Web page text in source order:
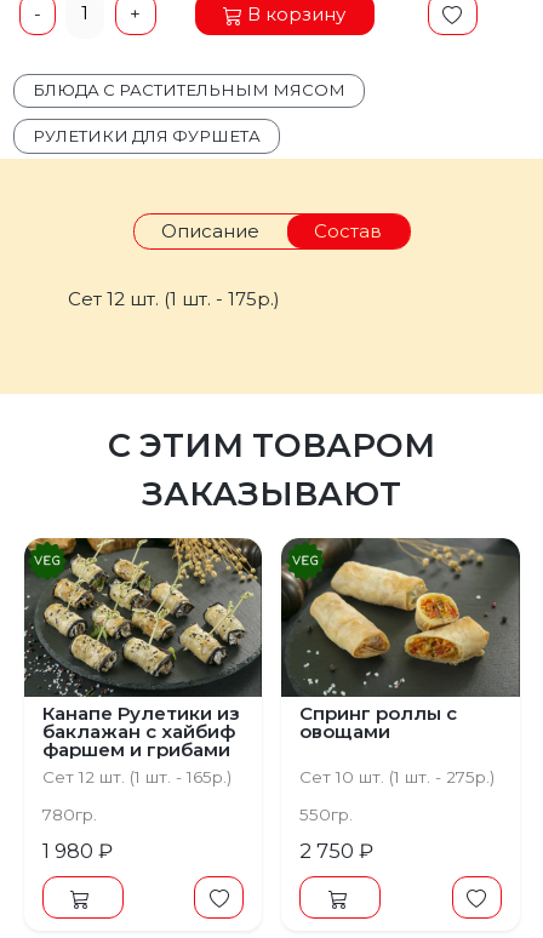
- 1 + В корзину
БЛЮДА С РАСТИТЕЛЬНЫМ МЯСОМ
РУЛЕТИКИ ДЛЯ ФУРШЕТА
Описание Состав
Сет 12 шт. (1 шт. - 175р.)
С ЭТИМ ТОВАРОМ
ЗАКАЗЫВАЮТ
Канапе Рулетики из
баклажан с хайбиф
фаршем и грибами
под сливочно-
чесночным соусом
Сет 12 шт. (1 шт. - 165р.)
780гр.
1 980 ₽
Спринг роллы с
овощами
Сет 10 шт. (1 шт. - 275р.)
550гр.
2 750 ₽